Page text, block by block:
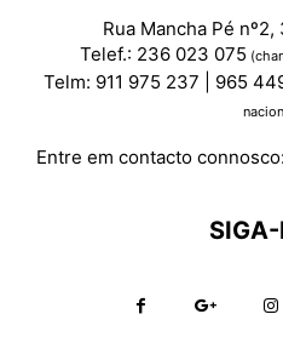
Rua Mancha Pé
Telef.: 236 023 075
Telm: 911 975 237 | 965
Entre em contacto connosco: